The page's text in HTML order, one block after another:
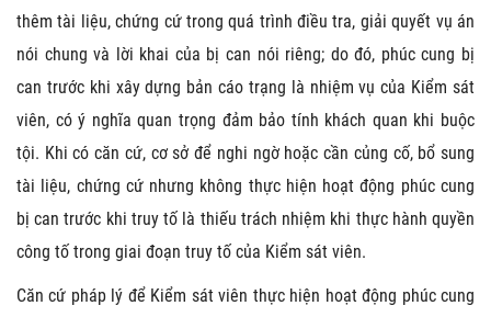
thêm tài liệu, chứng cứ trong quá trình điều tra, giải quyết vụ án
nói chung và lời khai của bị can nói riêng; do đó, phúc cung bị
can trước khi xây dựng bản cáo trạng là nhiệm vụ của Kiểm sát
viên, có ý nghĩa quan trọng đảm bảo tính khách quan khi buộc
tội. Khi có căn cứ, cơ sở để nghi ngờ hoặc cần củng cố, bổ sung
tài liệu, chứng cứ nhưng không thực hiện hoạt động phúc cung
bị can trước khi truy tố là thiếu trách nhiệm khi thực hành quyền
công tố trong giai đoạn truy tố của Kiểm sát viên.
Căn cứ pháp lý để Kiểm sát viên thực hiện hoạt động phúc cung